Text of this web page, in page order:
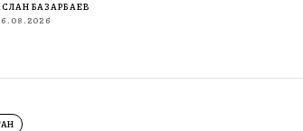
БАЗАРБАЕВ